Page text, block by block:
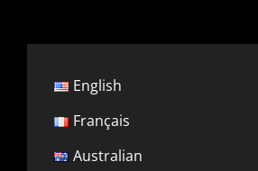
English
Français
Australian